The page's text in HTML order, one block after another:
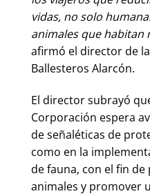
vidas, no solo
animales que habitan
afirmó el director de
Ballesteros Alarcón.
El director subrayó
Corporación espera
de señaléticas de
como en la
de fauna, con el fin
animales y promover